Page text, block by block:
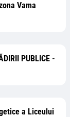
Vama
PUBLICE -
a Liceului